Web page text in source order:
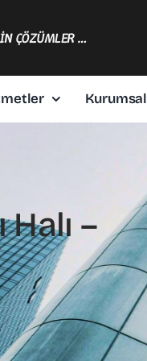
ÇÖZÜMLER …
Kurumsal
–